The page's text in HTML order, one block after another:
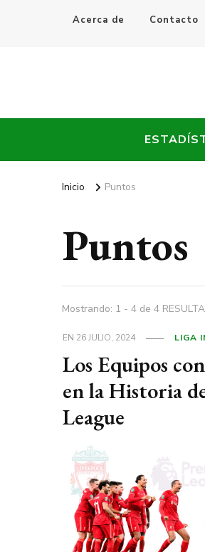
Acerca de Contacto
Every Fútbol
Inicio Puntos
Puntos
Mostrando: 1 - 4 de 4
EN 26 JULIO, 2024 LIGA
Los Equipos
en la Historia
League